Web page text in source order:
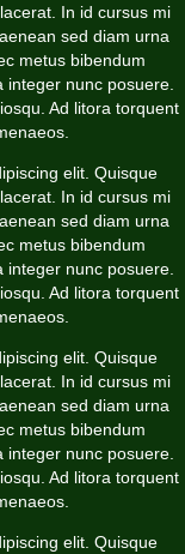
In id cursus mi
sed diam urna
metus bibendum
nunc posuere.
Ad litora torquent
elit. Quisque
In id cursus mi
sed diam urna
metus bibendum
nunc posuere.
Ad litora torquent
elit. Quisque
In id cursus mi
sed diam urna
metus bibendum
nunc posuere.
Ad litora torquent
elit. Quisque